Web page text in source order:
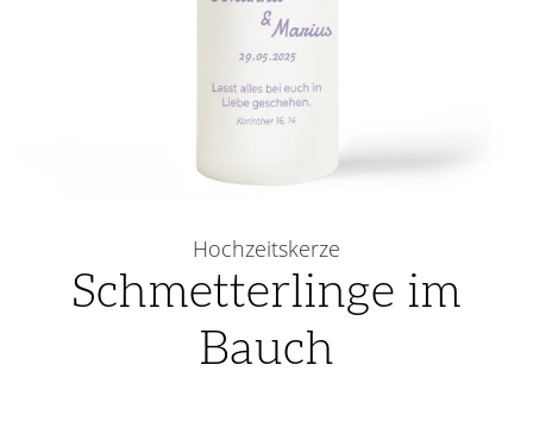
beginning
Hochzeitskerze
Schmetterlinge im
Bauch